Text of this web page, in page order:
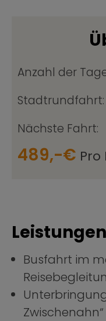
Anzahl der
Stadtrundfahrt:
Nächste Fahrt:
489,-€ Pro
Leistungen
Busfahrt im
Zwischenahn“